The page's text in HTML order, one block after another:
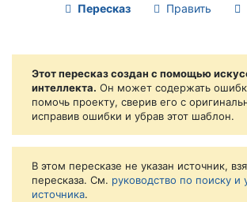
Пересказ Править
Этот пересказ создан с помощью
интеллекта. Он может содержать
помочь проекту, сверив его с
исправив ошибки и убрав этот шаблон.
В этом пересказе не указан источник,
пересказа. См. руководство по поиску и
источника.